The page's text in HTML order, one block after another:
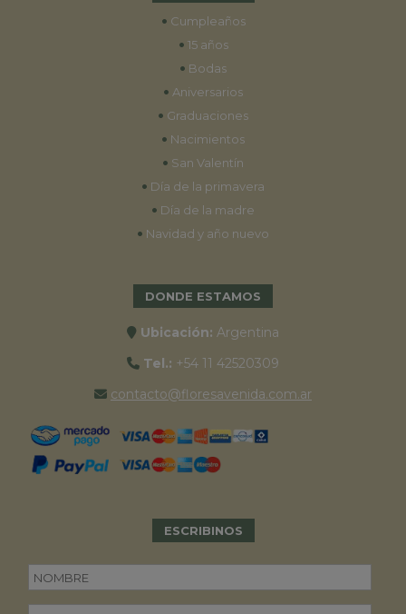
• Cumpleaños
• 15 años
• Bodas
• Aniversarios
• Graduaciones
• Nacimientos
• San Valentín
• Día de la primavera
• Día de la madre
• Navidad y año nuevo
DONDE ESTAMOS
Ubicación: Argentina
Tel.: +54 11 42520309
contacto@floresavenida.com.ar
ESCRIBINOS